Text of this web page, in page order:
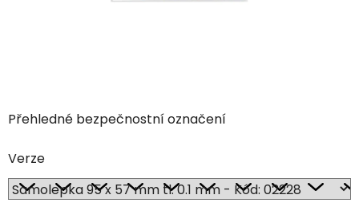
Přehledné bezpečnostní označení
Verze